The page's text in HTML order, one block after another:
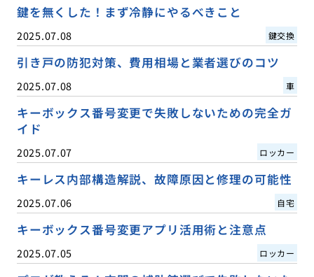
鍵を無くした！まず冷静にやるべきこと
2025.07.08 鍵交換
引き戸の防犯対策、費用相場と業者選びのコツ
2025.07.08 車
キーボックス番号変更で失敗しないための完全ガ
イド
2025.07.07 ロッカー
キーレス内部構造解説、故障原因と修理の可能性
2025.07.06 自宅
キーボックス番号変更アプリ活用術と注意点
2025.07.05 ロッカー